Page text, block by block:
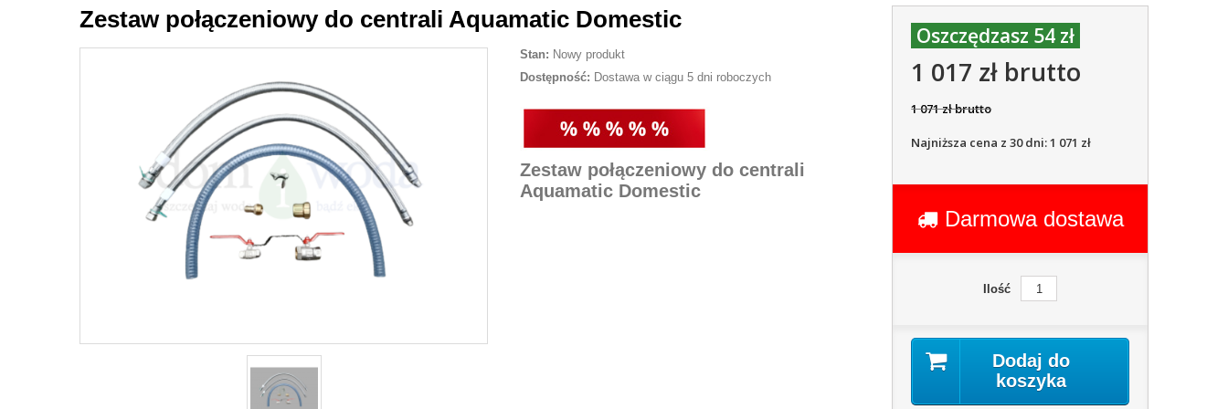
Zestaw połączeniowy do centrali Aquamatic Domestic
Stan: Nowy produkt
Dostępność: Dostawa w ciągu 5 dni roboczych
Zestaw połączeniowy do centrali
Aquamatic Domestic
Oszczędzasz 54 zł
1 017 zł brutto
1 071 zł brutto
Najniższa cena z 30 dni: 1 071 zł
Darmowa dostawa
Ilość
Dodaj do
koszyka